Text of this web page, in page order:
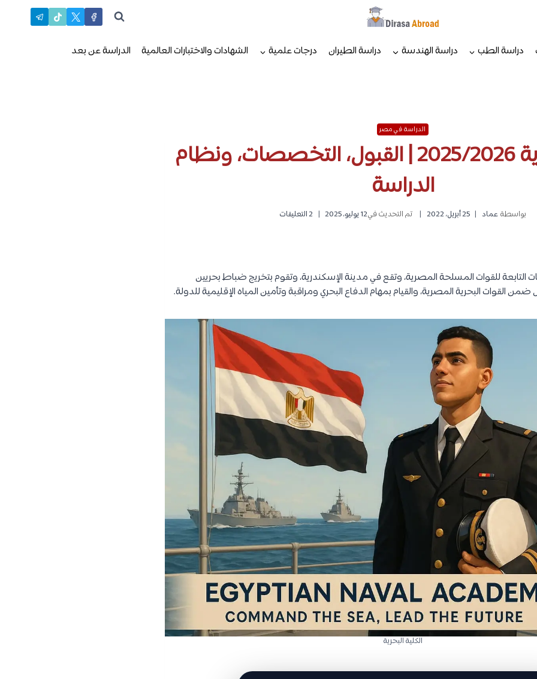
دراسة الطب دراسة الهندسة دراسة الطيران درجات علمية الشهادات والاختبارات العالمية الدراسة عن بعد
الدراسة في مصر
الكلية البحرية 2025/2026 | القبول، التخصصات، ونظام
الدراسة
بواسطة عماد 25 أبريل، 2022 تم التحديث في12 يوليو، 2025 2 التعليقات
التابعة للقوات المسلحة المصرية، وتقع في مدينة الإسكندرية، وتقوم بتخريج ضباط بحريين
القوات البحرية المصرية، والقيام بمهام الدفاع البحري ومراقبة وتأمين المياه الإقليمية للدولة.
الكلية البحرية